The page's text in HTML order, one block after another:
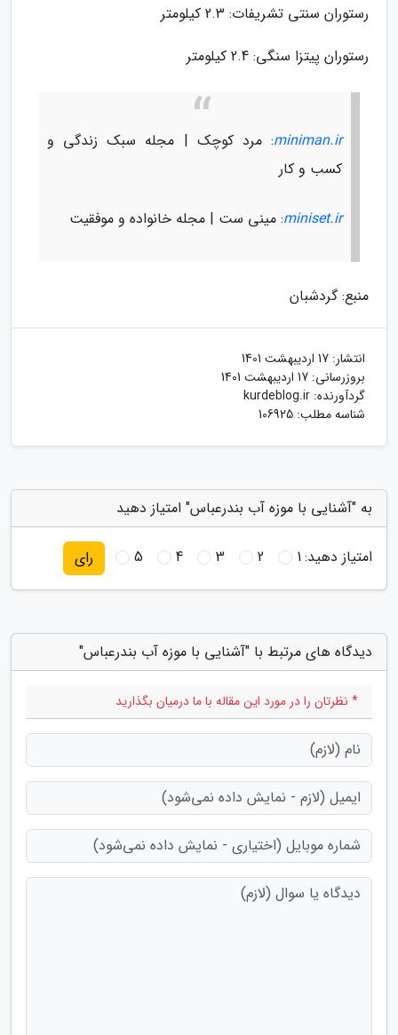
رستوران سنتی تشریفات: 2.3 کیلومتر
رستوران پیتزا سنگی: 2.4 کیلومتر
miniman.ir: مرد کوچک | مجله سبک زندگی و
کسب و کار
miniset.ir: مینی ست | مجله خانواده و موفقیت
منبع: گردشبان
انتشار: 17 اردیبهشت 1401
بروزرسانی: 17 اردیبهشت 1401
گردآورنده: kurdeblog.ir
شناسه مطلب: 106925
به "آشنایی با موزه آب بندرعباس" امتیاز دهید
امتیاز دهید:1
2
3
4
5 رای
دیدگاه های مرتبط با "آشنایی با موزه آب بندرعباس"
* نظرتان را در مورد این مقاله با ما درمیان بگذارید